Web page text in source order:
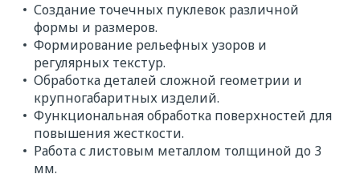
Создание точечных пуклевок различной
формы и размеров.
Формирование рельефных узоров и
регулярных текстур.
Обработка деталей сложной геометрии и
крупногабаритных изделий.
Функциональная обработка поверхностей для
повышения жесткости.
Работа с листовым металлом толщиной до 3
мм.